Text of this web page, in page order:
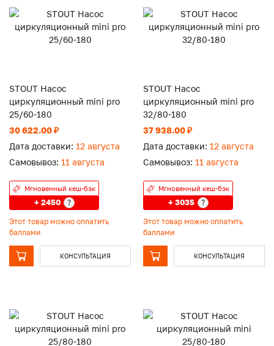
STOUT Насос
циркуляционный mini pro
25/60-180
30 622.00 ₽
Дата доставки: 12 августа
Самовывоз: 11 августа
Мгновенный кеш-бэк
+ 2450 ?
Этот товар можно оплатить
баллами
КОНСУЛЬТАЦИЯ
STOUT Насос
циркуляционный mini pro
32/80-180
37 938.00 ₽
Дата доставки: 12 августа
Самовывоз: 11 августа
Мгновенный кеш-бэк
+ 3035 ?
Этот товар можно оплатить
баллами
КОНСУЛЬТАЦИЯ